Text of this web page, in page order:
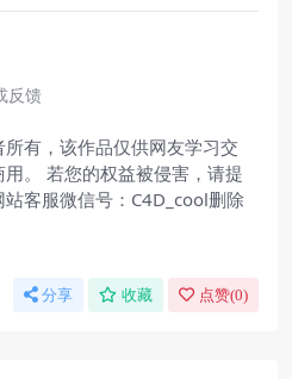
反馈
有，该作品仅供网友学习交
。 若您的权益被侵害，请提
客服微信号：C4D_cool删除
分享 收藏 点赞(0)